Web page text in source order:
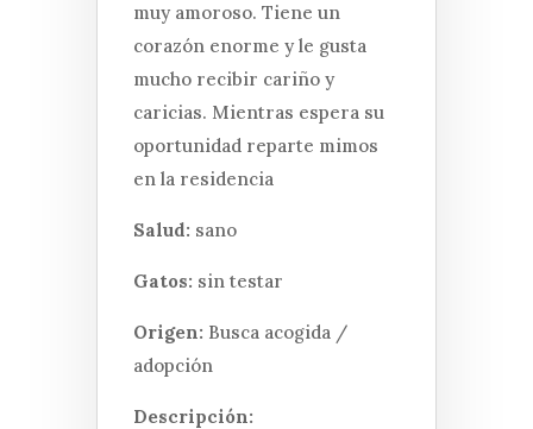
muy amoroso. Tiene un
corazón enorme y le gusta
mucho recibir cariño y
caricias. Mientras espera su
oportunidad reparte mimos
en la residencia
Salud: sano
Gatos: sin testar
Origen: Busca acogida /
adopción
Descripción: